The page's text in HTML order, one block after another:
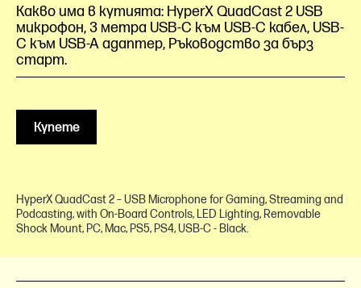
Какво има в кутията: HyperX QuadCast 2 USB
микрофон, 3 метра USB-C към USB-C кабел, USB-
C към USB-A адаптер, Ръководство за бърз
старт.
Купете
HyperX QuadCast 2 – USB Microphone for Gaming, Streaming and
Podcasting, with On-Board Controls, LED Lighting, Removable
Shock Mount, PC, Mac, PS5, PS4, USB-C - Black.